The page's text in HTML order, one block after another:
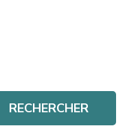
RECHERCHER